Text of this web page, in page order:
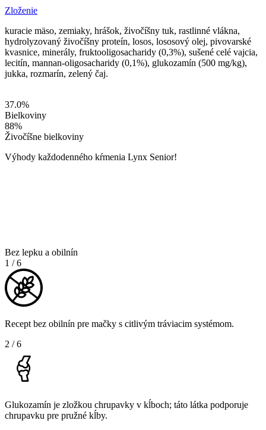
Zloženie
kuracie mäso, zemiaky, hrášok, živočíšny tuk, rastlinné vlákna,
hydrolyzovaný živočíšny proteín, losos, lososový olej, pivovarské
kvasnice, minerály, fruktooligosacharidy (0,3%), sušené celé vajcia,
lecitín, mannan-oligosacharidy (0,1%), glukozamín (500 mg/kg),
jukka, rozmarín, zelený čaj.
37.0%
Bielkoviny
88%
Živočíšne bielkoviny
Výhody každodenného kŕmenia Lynx Senior!
Bez lepku a obilnín
1 /6
Recept bez obilnín pre mačky s citlivým tráviacim systémom.
2 /6
Glukozamín je zložkou chrupavky v kĺboch; táto látka podporuje
chrupavku pre pružné kĺby.